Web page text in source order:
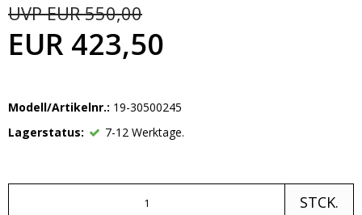
EUR 423,50
UVP EUR 550,00
Modell/Artikelnr.: 19-30500245
Lagerstatus:
7-12 Werktage.
STCK.